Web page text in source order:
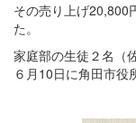
その売り上げ20,800
た。
家庭部の生徒２名（
６月10日に角田市役